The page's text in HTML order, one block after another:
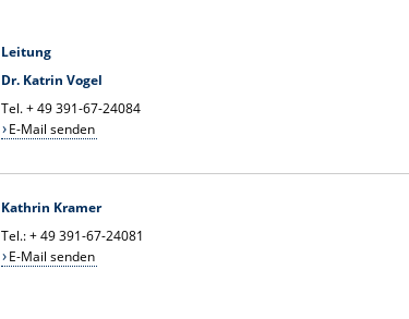
Leitung
Dr. Katrin Vogel
Tel. + 49 391-67-24084
E-Mail senden
Kathrin Kramer
Tel.: + 49 391-67-24081
E-Mail senden